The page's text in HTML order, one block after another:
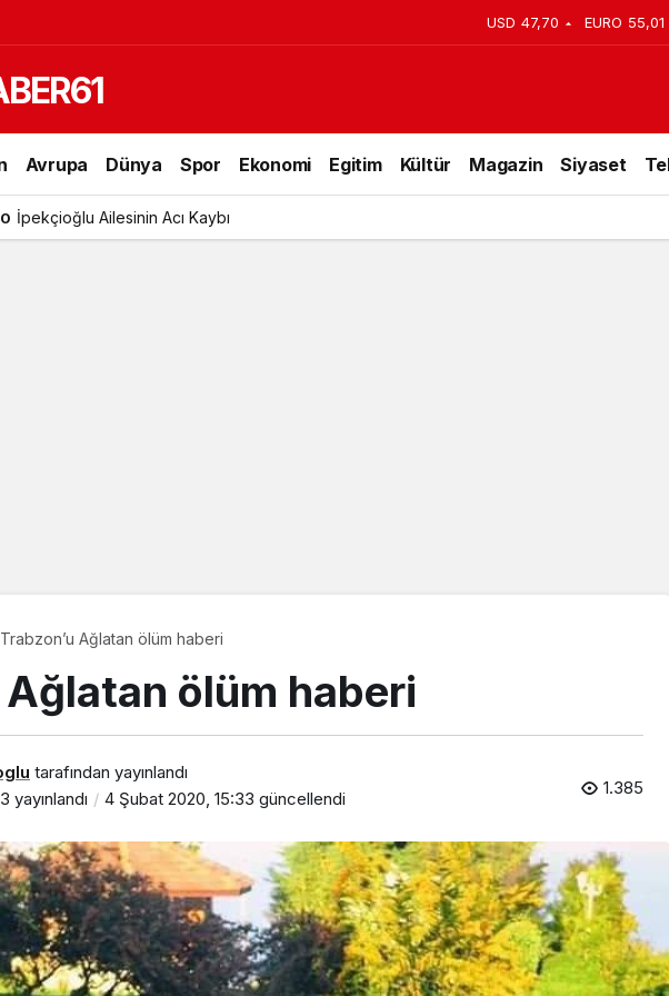
USD 47,70 EURO 55,01
Avrupa Dünya Spor Ekonomi Egitim Kültür Magazin Siyaset
Özpınar Ailesinin Mutlu Günü
Trabzon’u Ağlatan ölüm haberi
Ağlatan ölüm haberi
tarafından yayınlandı
yayınlandı 4 Şubat 2020, 15:33 güncellendi 1.385
Araklı Haberleri
Bakanlık Tarafından Açıklandı